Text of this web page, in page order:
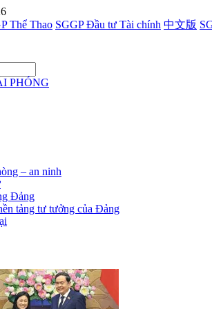
Thể Thao SGGP Đầu tư Tài chính 中文版
PHÓNG
– an ninh
Đảng
tảng tư tưởng của Đảng